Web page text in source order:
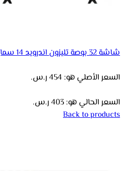
شاشة 32 بوصة تليزون اندرويد 14 سمارت TZ32SF1
السعر الأصلي هو: 454 ر.س.
السعر الحالي هو: 403 ر.س.
Back to products